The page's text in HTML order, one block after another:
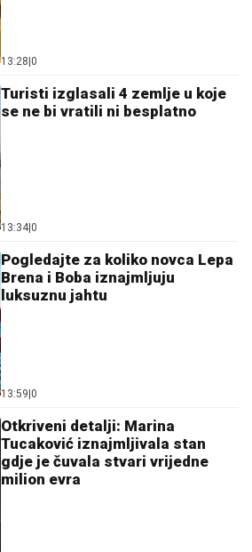
13:28 0
Turisti izglasali 4 zemlje u koje
se ne bi vratili ni besplatno
13:34 0
Pogledajte za koliko novca Lepa
Brena i Boba iznajmljuju
luksuznu jahtu
13:59 0
Otkriveni detalji: Marina
Tucaković iznajmljivala stan
gdje je čuvala stvari vrijedne
milion evra